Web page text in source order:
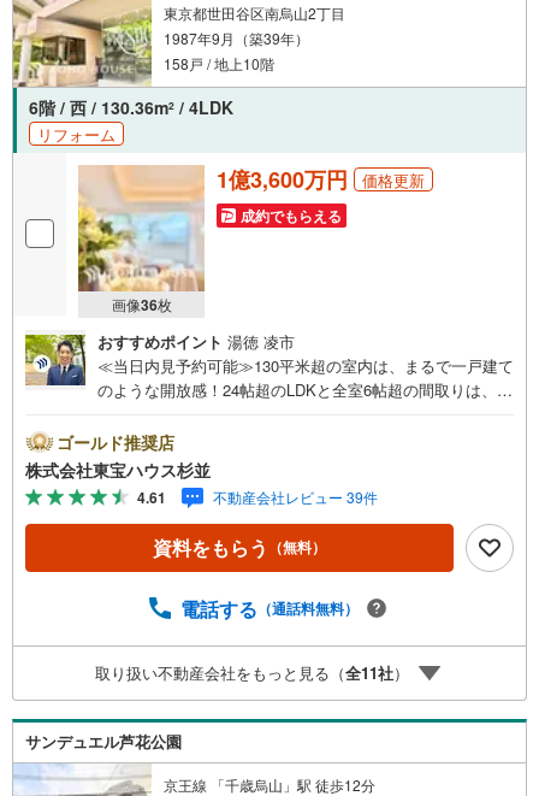
東京都世田谷区南烏山2丁目
1987年9月（築39年）
158戸 / 地上10階
6階 / 西 / 130.36m2 / 4LDK
リフォーム
画像36枚
1億3,600万円 価格更新
成約でもらえる
おすすめポイント 湯徳 凌市
≪当日内見予約可能≫130平米超の室内は、まるで一戸建て
のような開放感！24帖超のLDKと全室6帖超の間取りは、家
る「未来カレンダー」のご提案。・未来に起こるであろう
ご自宅リフォームをオンライン上でご提案「ミラカレクラ
ブ」。・不動産売却時、ご自宅を綺麗にかつ瀟洒にさせる
CG加工ホームステイジングサービス。・購入者様へ、税理
士による確定申告の無料セミナーをご招待いたします。◆
ご予約に際して◆日時のご希望をお伝えください。（もち
住中物件）の手配が必要な場合がございますのでご容赦く
が可能となりますのでお手数ですがご一報ください。◆物
件のご案内は◆弊社へのご来社、お客様宅へのお迎え・最
寄駅での待ち合わせ、物件周辺のコンビニ等でお待ち合わ
せなど、ご希望をお伝えください。ご希望条件をお伝え頂
けましたら、ご見学希望物件以外の資料も用意して参りま
す。
ゴールド推奨店
株式会社東宝ハウス杉並
4.61 不動産会社レビュー 39件
資料をもらう （無料）
電話する （通話料無料）
取り扱い不動産会社をもっと見る（全11社）
サンデュエル芦花公園
京王線 「千歳烏山」駅 徒歩12分